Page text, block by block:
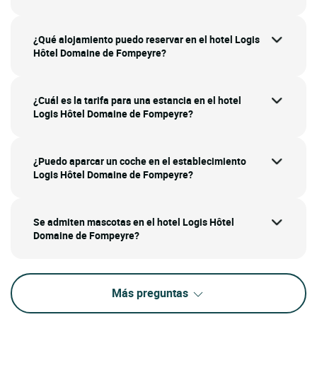
¿Qué alojamiento puedo reservar en el hotel Logis
Hôtel Domaine de Fompeyre?
¿Cuál es la tarifa para una estancia en el hotel
Logis Hôtel Domaine de Fompeyre?
¿Puedo aparcar un coche en el establecimiento
Logis Hôtel Domaine de Fompeyre?
Se admiten mascotas en el hotel Logis Hôtel
Domaine de Fompeyre?
Más preguntas